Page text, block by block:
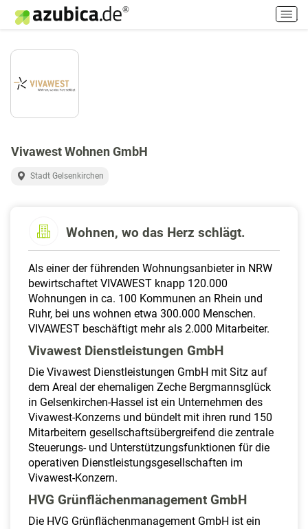
H
a
s
Vivawest Wohnen GmbH
Stadt Gelsenkirchen
Wohnen, wo das Herz schlägt.
Als einer der führenden Wohnungsanbieter in NRW
bewirtschaftet VIVAWEST knapp 120.000
Wohnungen in ca. 100 Kommunen an Rhein und
Ruhr, bei uns wohnen etwa 300.000 Menschen.
VIVAWEST beschäftigt mehr als 2.000 Mitarbeiter.
Vivawest Dienstleistungen GmbH
Die Vivawest Dienstleistungen GmbH mit Sitz auf
dem Areal der ehemaligen Zeche Bergmannsglück
in Gelsenkirchen-Hassel ist ein Unternehmen des
Vivawest-Konzerns und bündelt mit ihren rund 150
Mitarbeitern gesellschaftsübergreifend die zentrale
Steuerungs- und Unterstützungsfunktionen für die
operativen Dienstleistungsgesellschaften im
Vivawest-Konzern.
HVG Grünflächenmanagement GmbH
Die HVG Grünflächenmanagement GmbH ist ein